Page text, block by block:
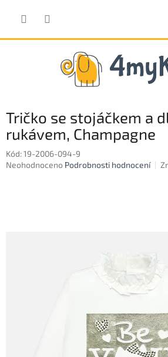
Tričko se stojáčkem a
rukávem, Champagne
Kód:19-2006-094-9
Průměrné
Neohodnoceno Podrobnosti hodnocení